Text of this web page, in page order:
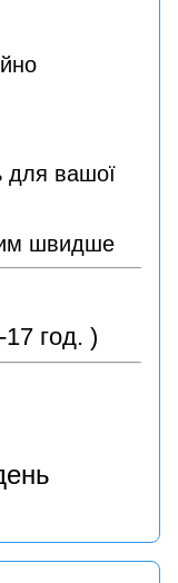
для вашої
швидше
год. )